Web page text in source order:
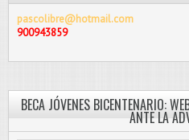
pascolibre@hotmail.com
900943859
BECA JÓVENES BICENTENARIO:
ANTE LA